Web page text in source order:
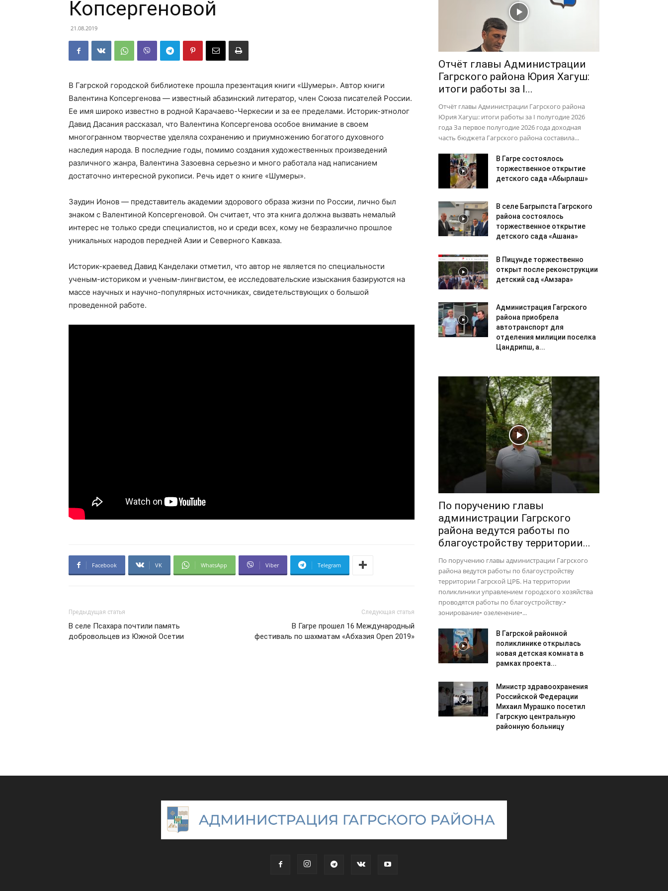
Копсергеновой
21.08.2019
В Гагрской городской библиотеке прошла презентация книги «Шумеры». Автор книги
Валентина Копсергенова — известный абазинский литератор, член Союза писателей России.
Ее имя широко известно в родной Карачаево-Черкесии и за ее пределами. Историк-этнолог
Давид Дасания рассказал, что Валентина Копсергенова особое внимание в своем
многогранном творчестве уделяла сохранению и приумножению богатого духовного
наследия народа. В последние годы, помимо создания художественных произведений
различного жанра, Валентина Зазоевна серьезно и много работала над написанием
достаточно интересной рукописи. Речь идет о книге «Шумеры».
Заудин Ионов — представитель академии здорового образа жизни по России, лично был
знаком с Валентиной Копсергеновой. Он считает, что эта книга должна вызвать немалый
интерес не только среди специалистов, но и среди всех, кому не безразлично прошлое
уникальных народов передней Азии и Северного Кавказа.
Историк-краевед Давид Канделаки отметил, что автор не является по специальности
ученым-историком и ученым-лингвистом, ее исследовательские изыскания базируются на
массе научных и научно-популярных источниках, свидетельствующих о большой
проведенной работе.
Facebook VK WhatsApp Viber Telegram
Предыдущая статья
В селе Псахара почтили память
добровольцев из Южной Осетии
Следующая статья
В Гагре прошел 16 Международный
фестиваль по шахматам «Абхазия Open 2019»
Отчёт главы Администрации
Гагрского района Юрия Хагуш:
итоги работы за I...
Отчёт главы Администрации Гагрского района
Юрия Хагуш: итоги работы за I полугодие 2026
года За первое полугодие 2026 года доходная
часть бюджета Гагрского района составила...
В Гагре состоялось
торжественное открытие
детского сада «Абырлаш»
В селе Багрыпста Гагрского
района состоялось
торжественное открытие
детского сада «Ашана»
В Пицунде торжественно
открыт после реконструкции
детский сад «Амзара»
Администрация Гагрского
района приобрела
автотранспорт для
отделения милиции поселка
Цандрипш, а...
По поручению главы
администрации Гагрского
района ведутся работы по
благоустройству территории...
По поручению главы администрации Гагрского
района ведутся работы по благоустройству
территории Гагрской ЦРБ. На территории
поликлиники управлением городского хозяйства
проводятся работы по благоустройству:•
зонирование• озеленение•...
В Гагрской районной
поликлинике открылась
новая детская комната в
рамках проекта...
Министр здравоохранения
Российской Федерации
Михаил Мурашко посетил
Гагрскую центральную
районную больницу